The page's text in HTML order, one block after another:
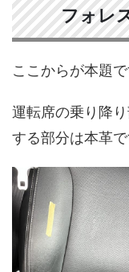
フォレ
ここからが本題で
運転席の乗り降
する部分は本革で